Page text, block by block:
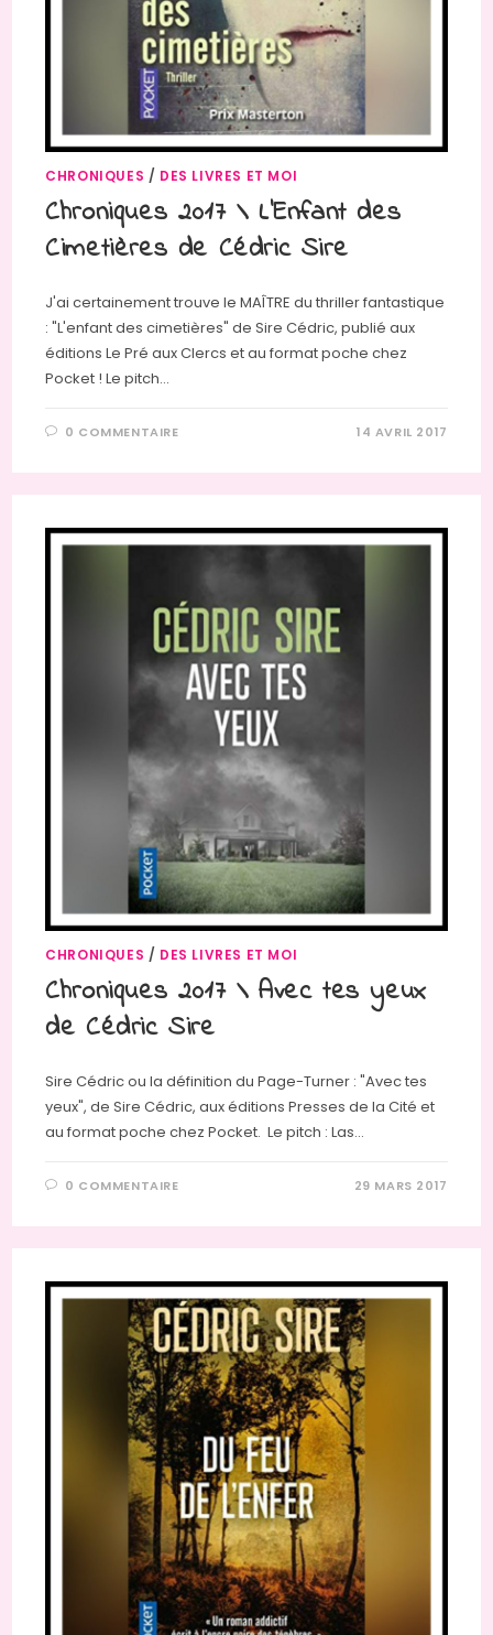
CHRONIQUES / DES LIVRES ET MOI
Chroniques 2017 \ L’Enfant des
Cimetières de Cédric Sire
J'ai certainement trouve le MAÎTRE du thriller fantastique
: "L'enfant des cimetières" de Sire Cédric, publié aux
éditions Le Pré aux Clercs et au format poche chez
Pocket ! Le pitch…
0 COMMENTAIRE 14 AVRIL 2017
CHRONIQUES / DES LIVRES ET MOI
Chroniques 2017 \ Avec tes yeux
de Cédric Sire
Sire Cédric ou la définition du Page-Turner : "Avec tes
yeux", de Sire Cédric, aux éditions Presses de la Cité et
au format poche chez Pocket. Le pitch : Las…
0 COMMENTAIRE 29 MARS 2017